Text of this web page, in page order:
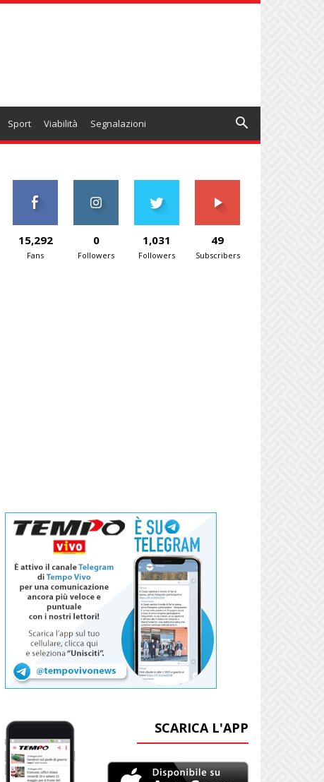
Sport Viabilità Segnalazioni
15,292
Fans
0
Followers
1,031
Followers
49
Subscribers
SCARICA L'APP